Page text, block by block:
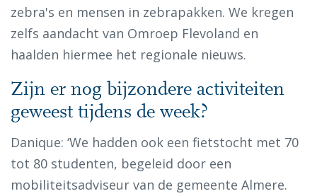
zebra's en mensen in zebrapakken. We kregen
zelfs aandacht van Omroep Flevoland en
haalden hiermee het regionale nieuws.
Zijn er nog bijzondere activiteiten
geweest tijdens de week?
Danique: ‘We hadden ook een fietstocht met 70
tot 80 studenten, begeleid door een
mobiliteitsadviseur van de gemeente Almere.